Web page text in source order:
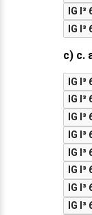
IG I³
IG I³
c) c.
IG I³
IG I³
IG I³
IG I³
IG I³
IG I³
IG I³
IG I³